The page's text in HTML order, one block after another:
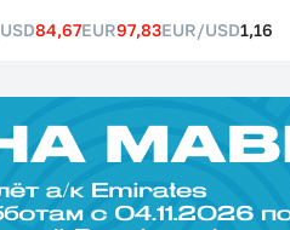
USD84,67EUR97,83EUR/USD1,16